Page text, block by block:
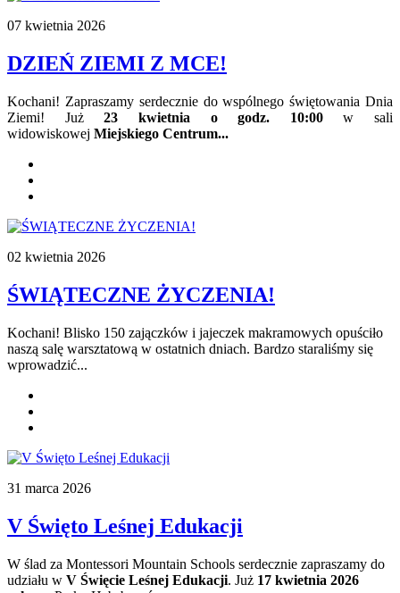
07 kwietnia 2026
DZIEŃ ZIEMI Z MCE!
Kochani! Zapraszamy serdecznie do wspólnego świętowania Dnia
Ziemi! Już23 kwietnia o godz. 10:00w sali
widowiskowej Miejskiego Centrum...
02 kwietnia 2026
ŚWIĄTECZNE ŻYCZENIA!
Kochani! Blisko 150 zajączków i jajeczek makramowych opuściło
naszą salę warsztatową w ostatnich dniach. Bardzo staraliśmy się
wprowadzić...
31 marca 2026
V Święto Leśnej Edukacji
W ślad za Montessori Mountain Schools serdecznie zapraszamy do
udziału w V Święcie Leśnej Edukacji. Już 17 kwietnia 2026